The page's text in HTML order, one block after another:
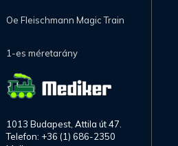
Oe Fleischmann Magic Train
1-es méretarány
1013 Budapest, Attila út 47.
Telefon: +36 (1) 686-2350